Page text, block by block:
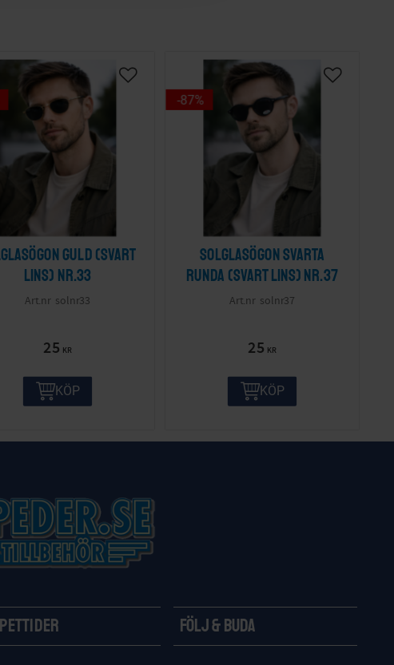
guld (svart
lins) nr.33
solnr33
25 KR
KÖP
Solglasögon svarta
runda (svart lins) nr.37
solnr37
25 KR
87%
KÖP
Följ & Buda